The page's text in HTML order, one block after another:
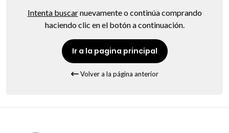
Intenta buscarnuevamente o continúa comprando
haciendo clic en el botón a continuación.
Ir a la pagina principal
Volver a la página anterior